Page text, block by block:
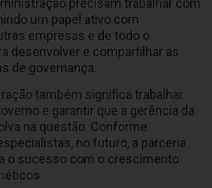
precisam trabalhar com
um papel ativo com
empresas e de todo o
desenvolver e compartilhar as
de governança.
também significa trabalhar
e garantir que a gerência da
na questão. Conforme
no futuro, a parceria
o sucesso com o crescimento